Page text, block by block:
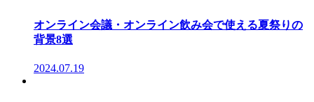
オンライン会議・オンライン飲み会で使える夏祭りの
背景8選
2024.07.19